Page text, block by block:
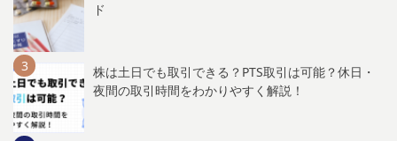
ド
株は土日でも取引できる？PTS取引は可能？休日・
夜間の取引時間をわかりやすく解説！